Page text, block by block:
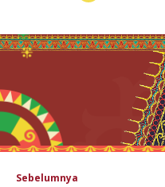
Sebelumnya